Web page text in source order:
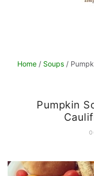
Home / Soups /
Pumpkin